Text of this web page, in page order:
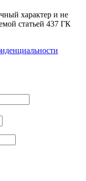
характер и не
статьей 437 ГК